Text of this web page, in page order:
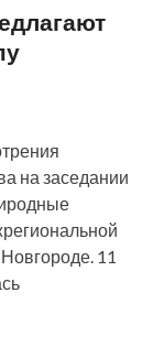
на заседании
11